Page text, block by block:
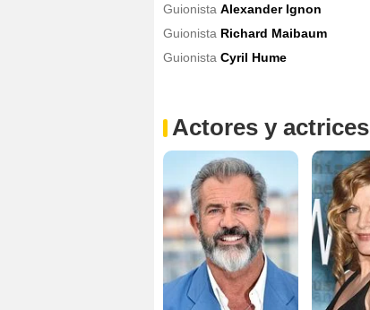
Guionista Alexander Ignon
Guionista Richard Maibaum
Guionista Cyril Hume
Actores y actrices